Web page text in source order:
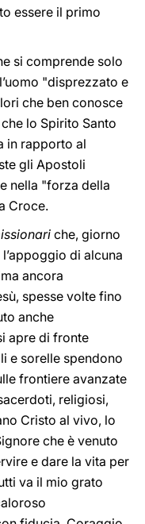
essere il primo
si comprende solo
"disprezzato e
che ben conosce
lo Spirito Santo
in rapporto al
gli Apostoli
nella "forza della
Croce.
che, giorno
di alcuna
ancora
spesse volte fino
anche
apre di fronte
e sorelle spendono
frontiere avanzate
religiosi,
Cristo al vivo, lo
che è venuto
e dare la vita per
va il mio grato